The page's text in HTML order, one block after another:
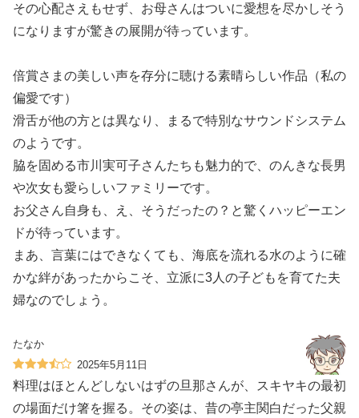
その心配さえもせず、お母さんはついに愛想を尽かしそう
になりますが驚きの展開が待っています。
倍賞さまの美しい声を存分に聴ける素晴らしい作品（私の
偏愛です）
滑舌が他の方とは異なり、まるで特別なサウンドシステム
のようです。
脇を固める市川実可子さんたちも魅力的で、のんきな長男
や次女も愛らしいファミリーです。
お父さん自身も、え、そうだったの？と驚くハッピーエン
ドが待っています。
まあ、言葉にはできなくても、海底を流れる水のように確
かな絆があったからこそ、立派に3人の子どもを育てた夫
婦なのでしょう。
たなか
2025年5月11日
料理はほとんどしないはずの旦那さんが、スキヤキの最初
の場面だけ箸を握る。その姿は、昔の亭主関白だった父親